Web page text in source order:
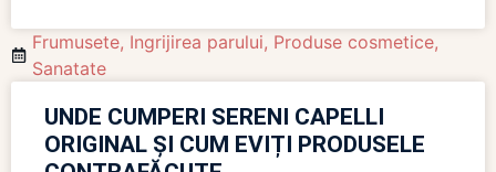
Frumusete, Ingrijirea parului, Produse cosmetice,
Sanatate
UNDE CUMPERI SERENI CAPELLI
ORIGINAL ȘI CUM EVIȚI PRODUSELE